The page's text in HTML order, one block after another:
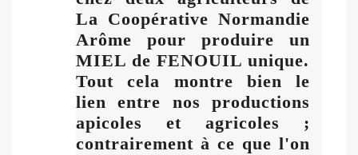
La Coopérative Normandie
Arôme pour produire un
MIEL de FENOUIL unique.
Tout cela montre bien le
lien entre nos productions
apicoles et agricoles ;
contrairement à ce que l'on